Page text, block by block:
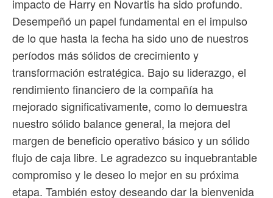
impacto de Harry en Novartis ha sido profundo.
Desempeñó un papel fundamental en el impulso
de lo que hasta la fecha ha sido uno de nuestros
períodos más sólidos de crecimiento y
transformación estratégica. Bajo su liderazgo, el
rendimiento financiero de la compañía ha
mejorado significativamente, como lo demuestra
nuestro sólido balance general, la mejora del
margen de beneficio operativo básico y un sólido
flujo de caja libre. Le agradezco su inquebrantable
compromiso y le deseo lo mejor en su próxima
etapa. También estoy deseando dar la bienvenida